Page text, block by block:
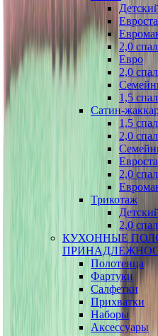
2,0
Евро
2,0
1,5
Сатин-
1,5
2,0
2,0
Трикотаж
2,0
КУХОННЫЕ
Полотенца
Фартуки
Салфетки
Прихватки
Наборы
Аксессуары